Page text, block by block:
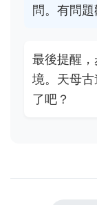
問。有問
最後提醒
境。天母
了吧？